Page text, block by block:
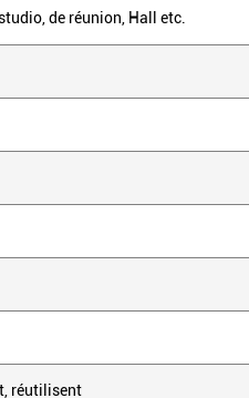
de réunion, Hall etc.
réutilisent